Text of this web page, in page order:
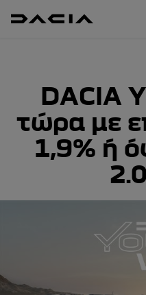
DACIA
τώρα με
1,9% ή